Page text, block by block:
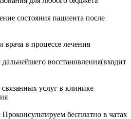
состояния пациента после
врача в процессе лечения
восстановления(входит
услуг в клинике
Проконсультируем бесплатно в чатах